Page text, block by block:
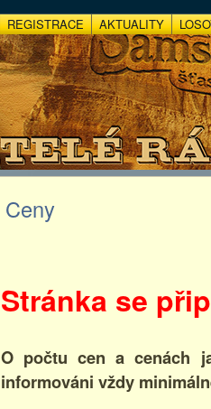
REGISTRACE AKTUALITY
Ceny
Stránka se
O počtu cen a cenách
informováni vždy